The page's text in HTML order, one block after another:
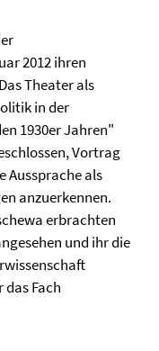
2012 ihren
Theater als
in der
1930er Jahren"
Vortrag
Aussprache als
anzuerkennen.
erbrachten
und ihr die
Fach